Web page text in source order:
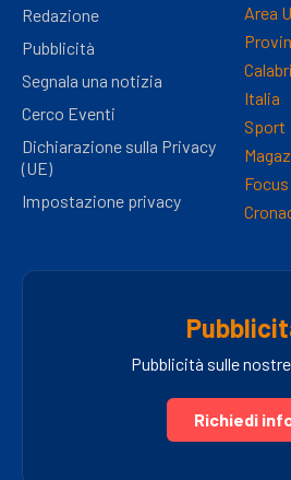
Redazione
Pubblicità
Segnala una notizia
Cerco Eventi
Dichiarazione sulla Privacy
(UE)
Impostazione privacy
Area
Italia
Sport
Focus
Pubblicità sulle
Richiedi